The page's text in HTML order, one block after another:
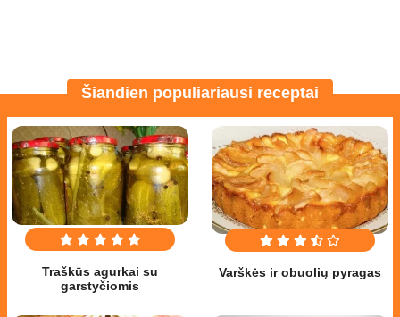
Šiandien populiariausi receptai
Traškūs agurkai su
garstyčiomis
Varškės ir obuolių pyragas